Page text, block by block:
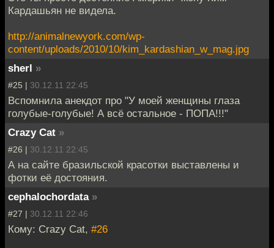
Кардашьян не видела.
http://animalnewyork.com/wp-
content/uploads/2010/10/kim_kardashian_w_mag.jpg
sherl »
#25 | 30.12.11 22:45
Вспомнила анекдот про "У моей женщины глаза
голубые-голубые! А всё остальное - ПОПА!!!"
Crazy Cat »
#26 | 30.12.11 22:45
А на сайте бразильской красотки выставлены и
фотки её достояния.
cephalochordata »
#27 | 30.12.11 22:46
Кому: Crazy Cat, #26